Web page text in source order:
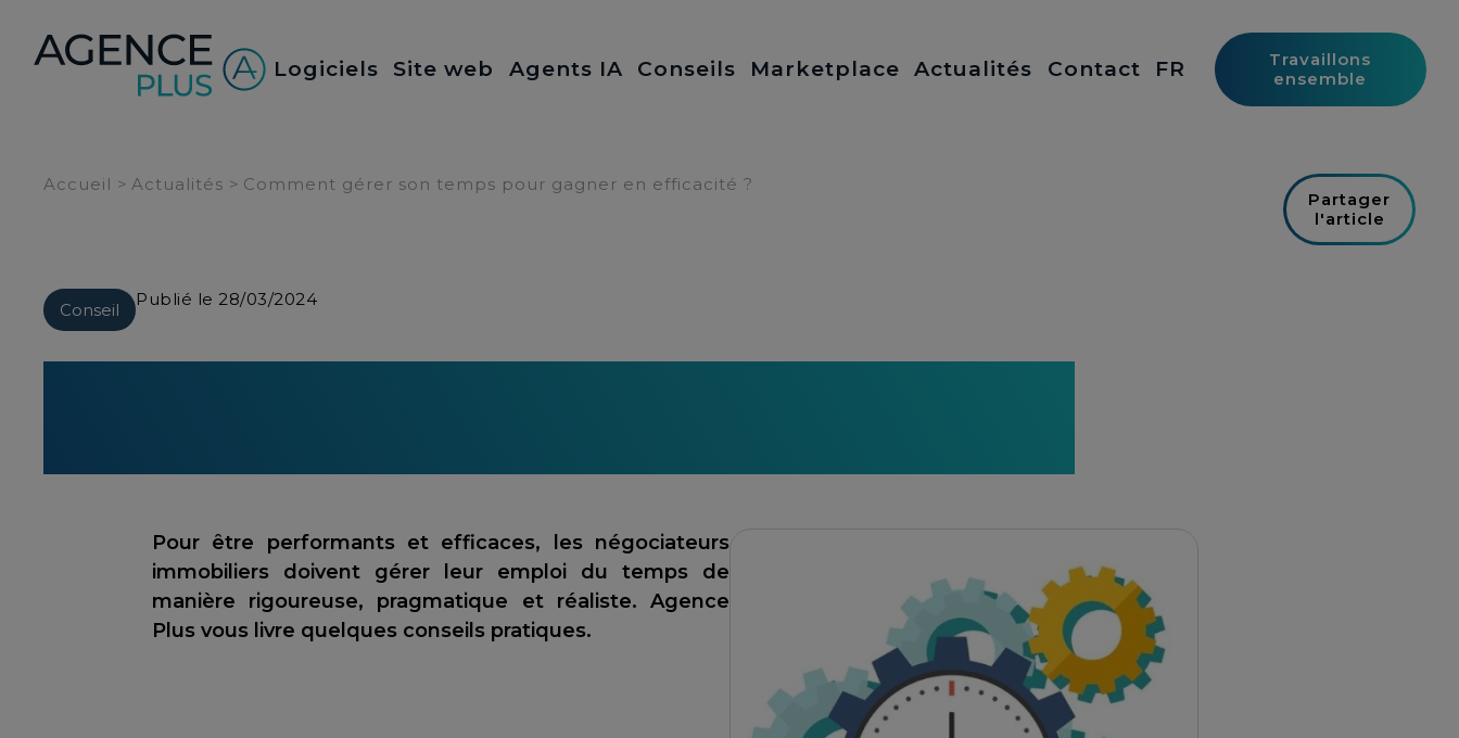
Logiciels Site web Agents IA Conseils Marketplace Actualités Contact FR
Travaillons
ensemble
Accueil > Actualités > Comment gérer son temps pour gagner en efficacité ?
Partager
l'article
Conseil
Publié le 28/03/2024
Pour être performants et efficaces, les négociateurs
immobiliers doivent gérer leur emploi du temps de
manière rigoureuse, pragmatique et réaliste. Agence
Plus vous livre quelques conseils pratiques.